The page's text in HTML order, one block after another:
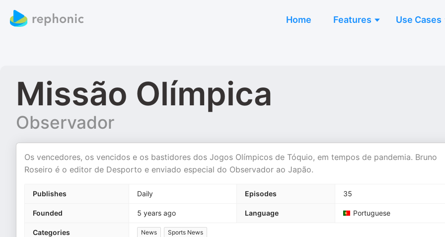
Home Features Use Cases
Missão Olímpica
Observador
Os vencedores, os vencidos e os bastidores dos Jogos Olímpicos de Tóquio, em tempos de pandemia. Bruno
Roseiro é o editor de Desporto e enviado especial do Observador ao Japão.
Publishes Daily Episodes 35
Founded 5 years ago Language Portuguese
Categories News Sports News